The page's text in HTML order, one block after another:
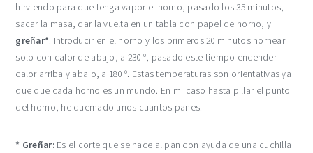
hirviendo para que tenga vapor el horno, pasado los 35 minutos,
sacar la masa, dar la vuelta en un tabla con papel de horno, y
greñar*. Introducir en el horno y los primeros 20 minutos hornear
solo con calor de abajo, a 230 º, pasado este tiempo encender
calor arriba y abajo, a 180 º. Estas temperaturas son orientativas ya
que que cada horno es un mundo. En mi caso hasta pillar el punto
del horno, he quemado unos cuantos panes.
* Greñar:Es el corte que se hace al pan con ayuda de una cuchilla